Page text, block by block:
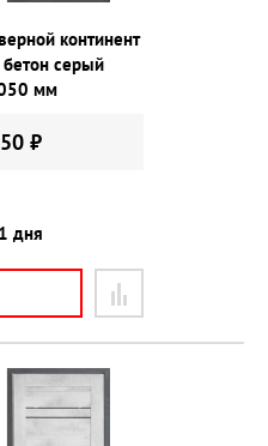
континент
серый
мм
₽
дня